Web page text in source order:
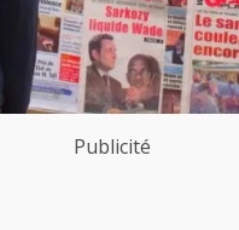
Publicité